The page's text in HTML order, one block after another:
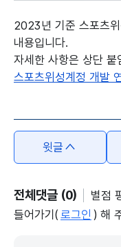
2023년 기준 스포츠
내용입니다.
자세한 사항은 상단 붙
스포츠위성계정 개발
윗글
전체댓글 (0)
별점
들어가기( 로그인 ) 해